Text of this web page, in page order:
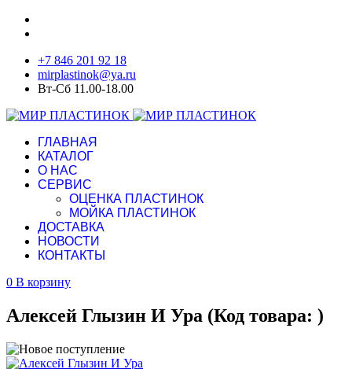
+7 846 201 92 18
mirplastinok@ya.ru
Вт-Сб 11.00-18.00
ГЛАВНАЯ
КАТАЛОГ
О НАС
СЕРВИС
ОЦЕНКА ПЛАСТИНОК
МОЙКА ПЛАСТИНОК
ДОСТАВКА
НОВОСТИ
КОНТАКТЫ
0 В корзину
Алексей Глызин И Ура (Код товара: )